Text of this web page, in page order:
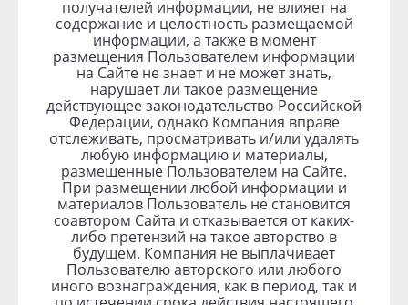
получателей информации, не влияет на
содержание и целостность размещаемой
информации, а также в момент
размещения Пользователем информации
на Сайте не знает и не может знать,
нарушает ли такое размещение
действующее законодательство Российской
Федерации, однако Компания вправе
отслеживать, просматривать и/или удалять
любую информацию и материалы,
размещенные Пользователем на Сайте.
При размещении любой информации и
материалов Пользователь не становится
соавтором Сайта и отказывается от каких-
либо претензий на такое авторство в
будущем. Компания не выплачивает
Пользователю авторского или любого
иного вознаграждения, как в период, так и